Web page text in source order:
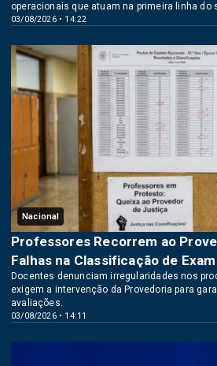
03/08/2026 • 14:22
operacionais que atuam na primeira linha do
Nacional
03/08/2026 • 14:11
Professores Recorrem ao
Falhas na Classificação de
Docentes denunciam irregularidades nos
exigem a intervenção da Provedoria para
avaliações.